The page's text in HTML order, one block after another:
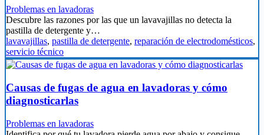
Problemas en lavadoras
Descubre las razones por las que un lavavajillas no detecta la
pastilla de detergente y…
lavavajillas, pastilla de detergente, reparación de electrodomésticos,
servicio técnico
Causas de fugas de agua en lavadoras y cómo
diagnosticarlas
Problemas en lavadoras